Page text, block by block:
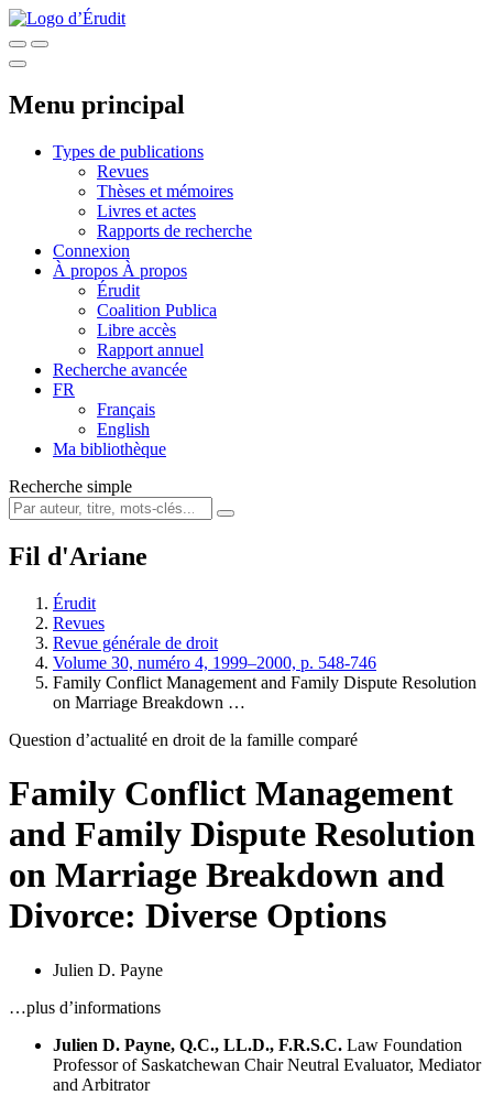
Menu principal
Types de publications
Revues
Thèses et mémoires
Livres et actes
Rapports de recherche
Connexion
À propos À propos
Érudit
Coalition Publica
Libre accès
Rapport annuel
Recherche avancée
FR
Français
English
Ma bibliothèque
Recherche simple
Fil d'Ariane
Érudit
Revues
Revue générale de droit
Volume 30, numéro 4, 1999–2000, p. 548-746
Family Conflict Management and Family Dispute Resolution
on Marriage Breakdown …
Question d’actualité en droit de la famille comparé
Family Conflict Management
and Family Dispute Resolution
on Marriage Breakdown and
Divorce: Diverse Options
Julien D. Payne
…plus d’informations
Julien D. Payne, Q.C., LL.D., F.R.S.C. Law Foundation
Professor of Saskatchewan Chair Neutral Evaluator, Mediator
and Arbitrator